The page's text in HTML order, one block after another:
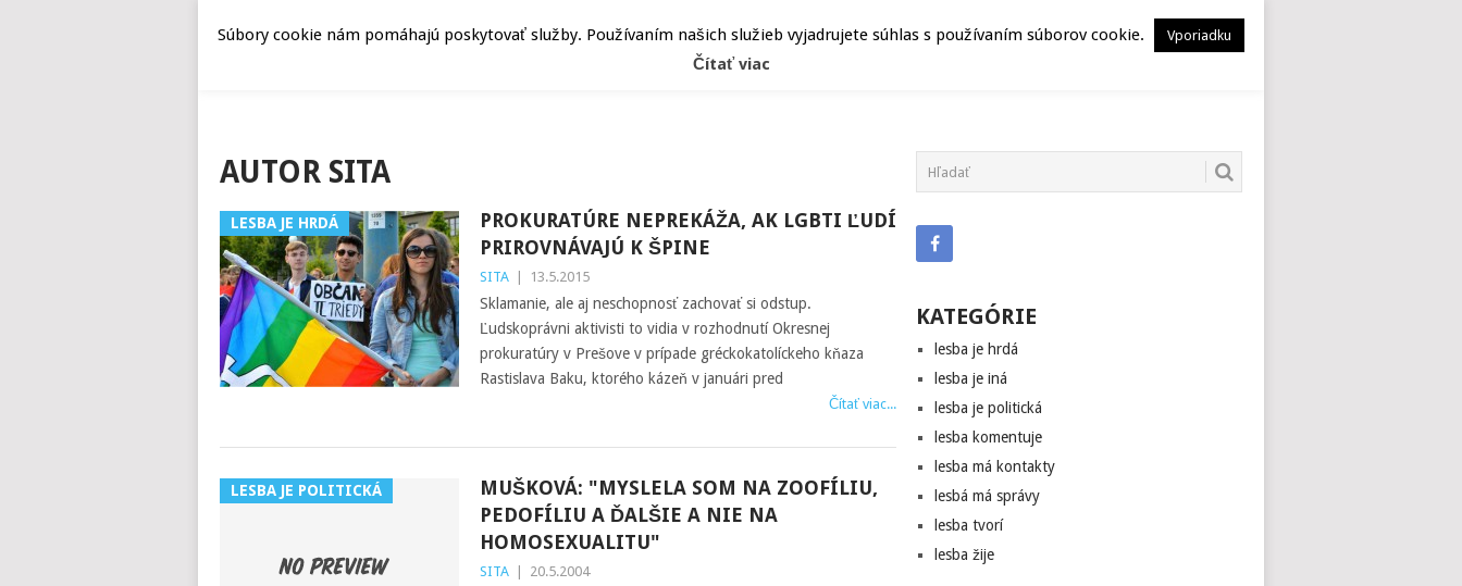
ČLÁNKY HEPY ATRIBÚT HERSTORY MUSEION
AUTOR SITA
LESBA JE HRDÁ
PROKURATÚRE NEPREKÁŽA, AK LGBTI ĽUDÍ
PRIROVNÁVAJÚ K ŠPINE
SITA 13.5.2015
Sklamanie, ale aj neschopnosť zachovať si odstup.
Ľudskoprávni aktivisti to vidia v rozhodnutí Okresnej
prokuratúry v Prešove v prípade gréckokatolíckeho kňaza
Rastislava Baku, ktorého kázeň v januári pred
Čítať viac...
LESBA JE POLITICKÁ
MUŠKOVÁ: "MYSLELA SOM NA ZOOFÍLIU,
PEDOFÍLIU A ĎALŠIE A NIE NA
HOMOSEXUALITU"
SITA 20.5.2004
KATEGÓRIE
lesba je hrdá
lesba je iná
lesba je politická
lesba komentuje
lesba má kontakty
lesbá má správy
lesba tvorí
lesba žije
Súbory cookie nám pomáhajú poskytovať služby. Používaním našich služieb vyjadrujete súhlas s používaním súborov cookie. Vporiadku
Čítať viac